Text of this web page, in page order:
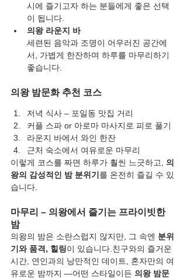
시에 즐기고자 하는 분들에게 좋은 선택
이 됩니다.
의왕 라운지 바
세련된 음악과 조명이 어우러진 공간에
서, 가볍게 한잔하며 하루를 마무리하기
좋습니다.
의왕 밤문화 추천 코스
저녁 식사 – 포일동 맛집 거리
커플 스파 or 아로마 마사지로 피로 풀기
라운지 바에서 와인 한잔
근처 숙소에서 여유로운 마무리
이렇게 코스를 짜면 하루가 훨씬 느긋하고, 의
왕의 감성적인 밤 분위기 를 온전히 즐길 수 있
습니다.
마무리 – 의왕에서 즐기는 프라이빗한
밤
의왕의 밤은 소란스럽지 않지만, 그 속엔 분위
기와 품격, 힐링이 있습니다.친구와의 즐거운
시간, 연인과의 낭만적인 데이트, 혼자만의 여
유로운 밤까지 —어떤 스타일이든 의왕 밤문